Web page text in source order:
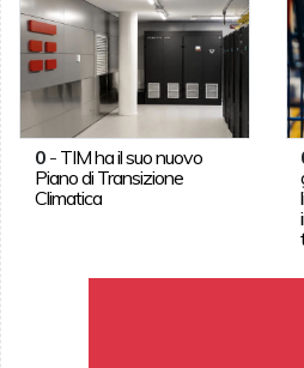
0- TIM ha il suo nuovo
Piano di Transizione
Climatica